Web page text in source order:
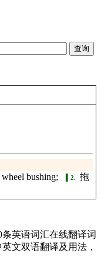
bushing; 2. 拖
英语词汇在线翻译词
文双语翻译及用法，